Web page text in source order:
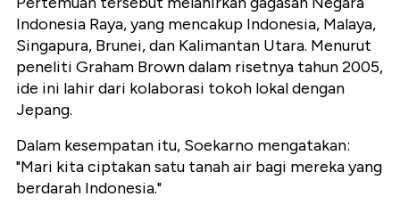
Indonesia Raya, yang mencakup Indonesia, Malaya,
Singapura, Brunei, dan Kalimantan Utara. Menurut
peneliti Graham Brown dalam risetnya tahun 2005,
ide ini lahir dari kolaborasi tokoh lokal dengan
Jepang.
Dalam kesempatan itu, Soekarno mengatakan:
"Mari kita ciptakan satu tanah air bagi mereka yang
berdarah Indonesia."